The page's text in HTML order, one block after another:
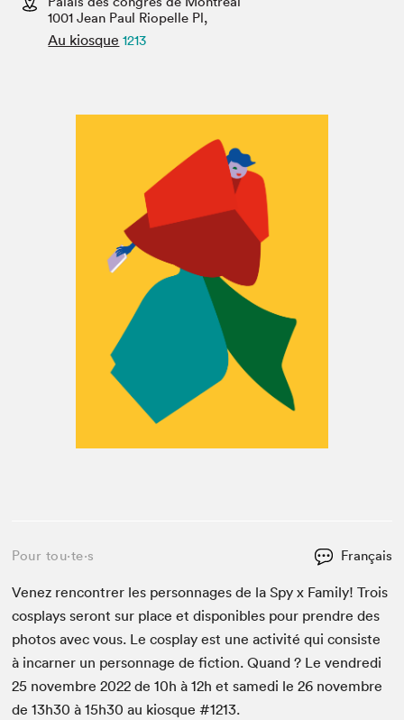
Espace enseignant·e·s
Espace pro
1001 Jean Paul Riopelle Pl,
Au kiosque 1213
Pour tou⋅te⋅s Français
Venez ren­con­tr­er les per­son­nages de la Spy x Fam­i­ly! Trois
cos­plays seront sur place et disponibles pour pren­dre des
pho­tos avec vous. Le cos­play est une activ­ité qui con­siste
à incar­n­er un per­son­nage de fic­tion. Quand ? Le ven­dre­di
25 novem­bre2022 de10h à12h et same­di le26 novem­bre
de13h30 à15h30 au kiosque #1213.